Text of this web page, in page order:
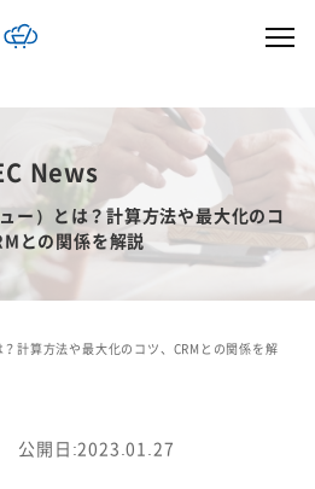
News
ー）とは？計算方法や最大化のコ
との関係を解説
計算方法や最大化のコツ、CRMとの関係を解
公開日:2023.01.27